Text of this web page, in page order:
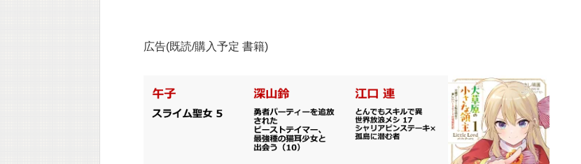
広告(既読/購入予定 書籍)